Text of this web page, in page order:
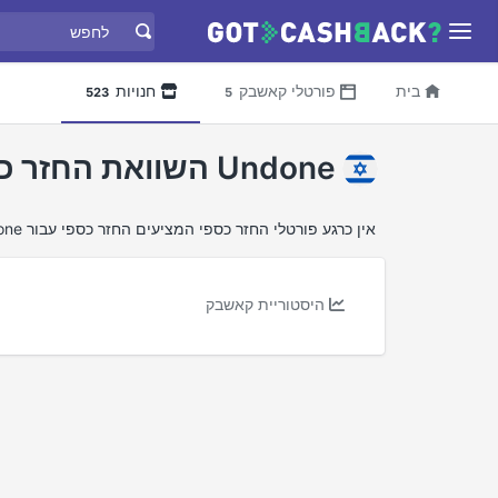
בית פורטלי קאשבק 5 חנויות 523
Undone השוואת החזר כספי
אין כרגע פורטלי החזר כספי המציעים החזר כספי עבור Undone
היסטוריית קאשבק